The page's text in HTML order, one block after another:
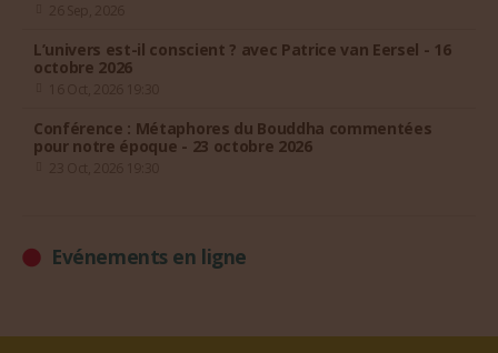
L’univers est-il conscient ? avec Patrice van Eersel - 16
octobre 2026
Conférence : Métaphores du Bouddha commentées
pour notre époque - 23 octobre 2026
Evénements en ligne